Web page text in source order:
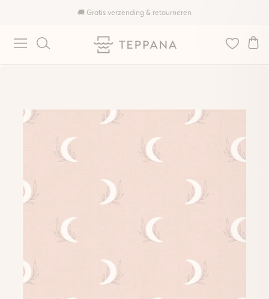
🚚 Gratis verzending & retourneren